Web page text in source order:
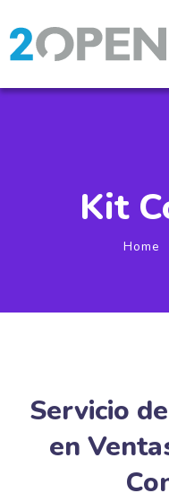
Kit
Home
Servicio
en